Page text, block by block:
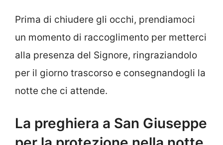
Prima di chiudere gli occhi, prendiamoci
un momento di raccoglimento per metterci
alla presenza del Signore, ringraziandolo
per il giorno trascorso e consegnandogli la
notte che ci attende.
La preghiera a San Giuseppe